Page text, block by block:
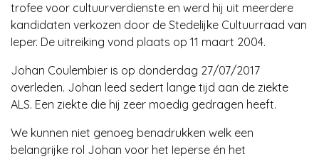
trofee voor cultuurverdienste en werd hij uit meerdere
kandidaten verkozen door de Stedelijke Cultuurraad van
Ieper. De uitreiking vond plaats op 11 maart 2004.
Johan Coulembier is op donderdag 27/07/2017
overleden. Johan leed sedert lange tijd aan de ziekte
ALS. Een ziekte die hij zeer moedig gedragen heeft.
We kunnen niet genoeg benadrukken welk een
belangrijke rol Johan voor het Ieperse én het